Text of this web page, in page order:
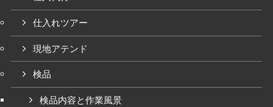
仕入れツアー
現地アテンド
検品
検品内容と作業風景